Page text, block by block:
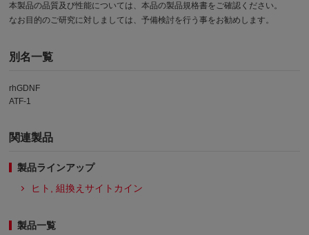
本製品の品質及び性能については、本品の製品規格書をご確認ください。
なお目的のご研究に対しましては、予備検討を行う事をお勧めします。
別名一覧
rhGDNF
ATF-1
関連製品
製品ラインアップ
ヒト, 組換えサイトカイン
製品一覧